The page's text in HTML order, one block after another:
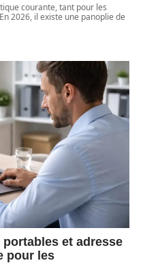
courante, tant pour les
2026, il existe une panoplie de
et adresse
pour les